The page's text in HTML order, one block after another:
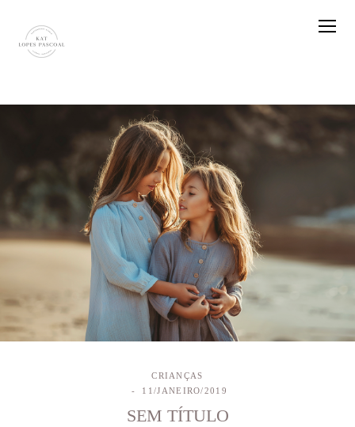
CRIANÇAS
11/JANEIRO/2019
SEM TÍTULO